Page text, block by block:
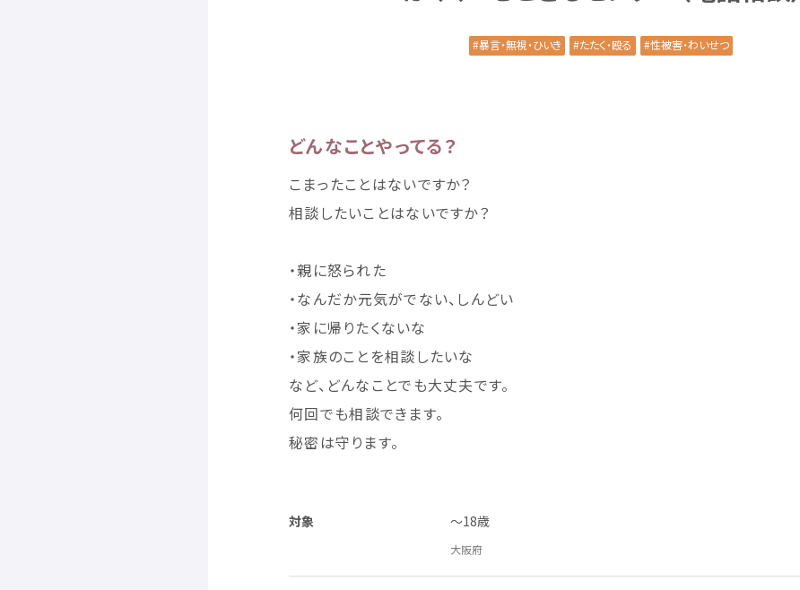
暴言・無視・ひいき たたく・殴る 性被害・わいせつ
どんなことやってる？
こまったことはないですか？
相談 したいことはないですか？
・親に怒られた
・なんだか元気がでない、しんどい
・家 に帰 りたくないな
・家族のことを相談 したいな
など、どんなことでも大丈夫です。
何回でも相談できます。
秘密は守 ります。
対象 ～18歳
大阪府